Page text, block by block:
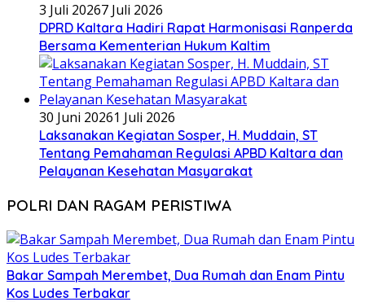
3 Juli 20267 Juli 2026
DPRD Kaltara Hadiri Rapat Harmonisasi Ranperda
Bersama Kementerian Hukum Kaltim
30 Juni 20261 Juli 2026
Laksanakan Kegiatan Sosper, H. Muddain, ST
Tentang Pemahaman Regulasi APBD Kaltara dan
Pelayanan Kesehatan Masyarakat
POLRI DAN RAGAM PERISTIWA
Bakar Sampah Merembet, Dua Rumah dan Enam Pintu
Kos Ludes Terbakar